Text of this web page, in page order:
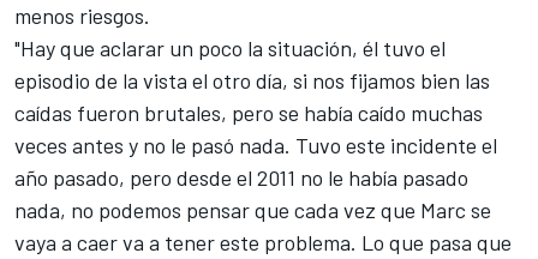
menos riesgos.
"Hay que aclarar un poco la situación, él tuvo el
episodio de la vista el otro día, si nos fijamos bien las
caídas fueron brutales, pero se había caído muchas
veces antes y no le pasó nada. Tuvo este incidente el
año pasado, pero desde el 2011 no le había pasado
nada, no podemos pensar que cada vez que Marc se
vaya a caer va a tener este problema. Lo que pasa que